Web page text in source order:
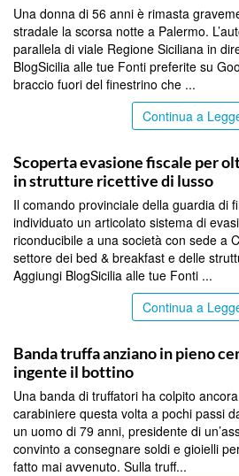
Una donna di 56 anni è rimasta
stradale la scorsa notte a Palermo.
parallela di viale Regione Siciliana in
BlogSicilia alle tue Fonti preferite su
braccio fuori del finestrino che ...
Continua a
Scoperta evasione fiscale per
in strutture ricettive di lusso
Il comando provinciale della guardia di
individuato un articolato sistema di
riconducibile a una società con sede a
settore dei bed & breakfast e delle
Aggiungi BlogSicilia alle tue Fonti ...
Continua a
Banda truffa anziano in pieno
ingente il bottino
Una banda di truffatori ha colpito
carabiniere questa volta a pochi passi
un uomo di 79 anni, presidente di
convinto a consegnare soldi e gioielli
fatto mai avvenuto. Sulla truff...